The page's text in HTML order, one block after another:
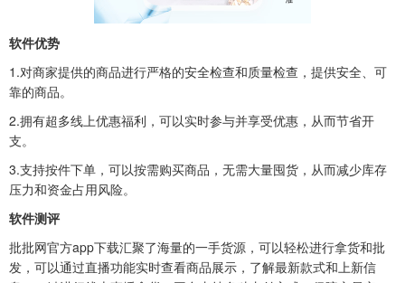
软件优势
1.对商家提供的商品进行严格的安全检查和质量检查，提供安全、可
靠的商品。
2.拥有超多线上优惠福利，可以实时参与并享受优惠，从而节省开
支。
3.支持按件下单，可以按需购买商品，无需大量囤货，从而减少库存
压力和资金占用风险。
软件测评
批批网官方app下载汇聚了海量的一手货源，可以轻松进行拿货和批
发，可以通过直播功能实时查看商品展示，了解最新款式和上新信